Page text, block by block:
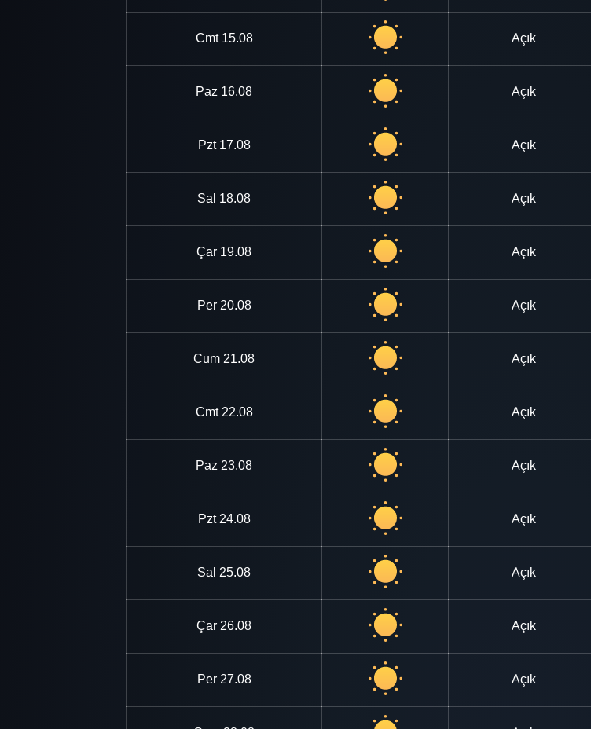
Cmt 15.08 Açık
Paz 16.08 Açık
Pzt 17.08 Açık
Sal 18.08 Açık
Çar 19.08 Açık
Per 20.08 Açık
Cum 21.08 Açık
Cmt 22.08 Açık
Paz 23.08 Açık
Pzt 24.08 Açık
Sal 25.08 Açık
Çar 26.08 Açık
Per 27.08 Açık